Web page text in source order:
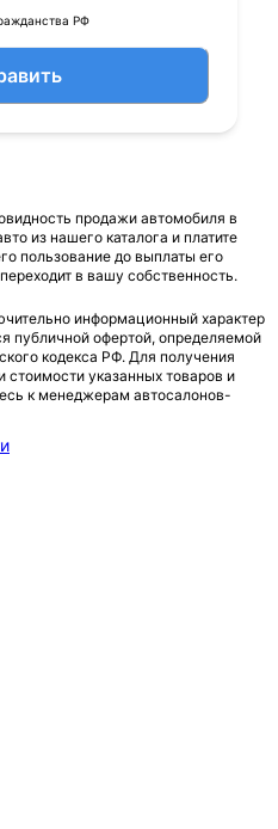
РФ
продажи автомобиля в
из нашего каталога и платите
пользование до выплаты его
в вашу собственность.
информационный характер
публичной офертой, определяемой
кодекса РФ. Для получения
указанных товаров и
к менеджерам автосалонов-